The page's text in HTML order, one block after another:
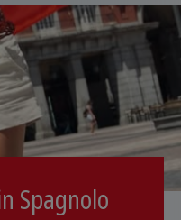
Spagnolo